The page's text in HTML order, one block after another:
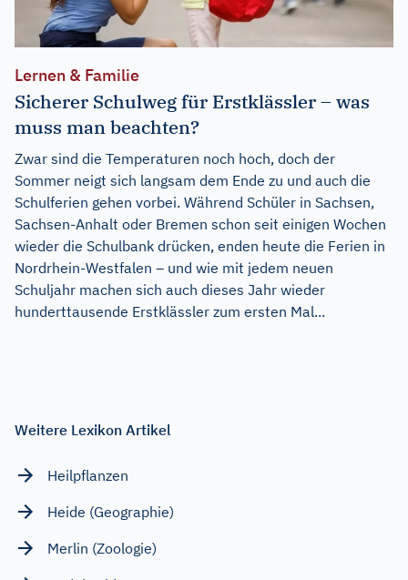
Lernen & Familie
Sicherer Schulweg für Erstklässler – was
muss man beachten?
Zwar sind die Temperaturen noch hoch, doch der
Sommer neigt sich langsam dem Ende zu und auch die
Schulferien gehen vorbei. Während Schüler in Sachsen,
Sachsen-Anhalt oder Bremen schon seit einigen Wochen
wieder die Schulbank drücken, enden heute die Ferien in
Nordrhein-Westfalen – und wie mit jedem neuen
Schuljahr machen sich auch dieses Jahr wieder
hunderttausende Erstklässler zum ersten Mal...
Weitere Lexikon Artikel
Heilpflanzen
Heide (Geographie)
Merlin (Zoologie)